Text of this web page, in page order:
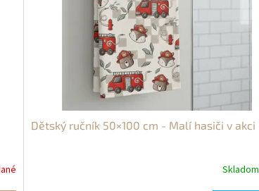
Dětský ručník 50×100 cm - Malí hasiči v akci
Skladom